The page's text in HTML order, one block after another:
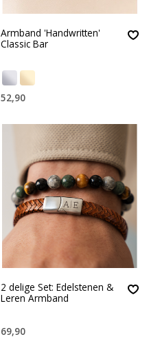
Armband 'Handwritten'
Classic Bar
52,90
2 delige Set: Edelstenen &
Leren Armband
69,90